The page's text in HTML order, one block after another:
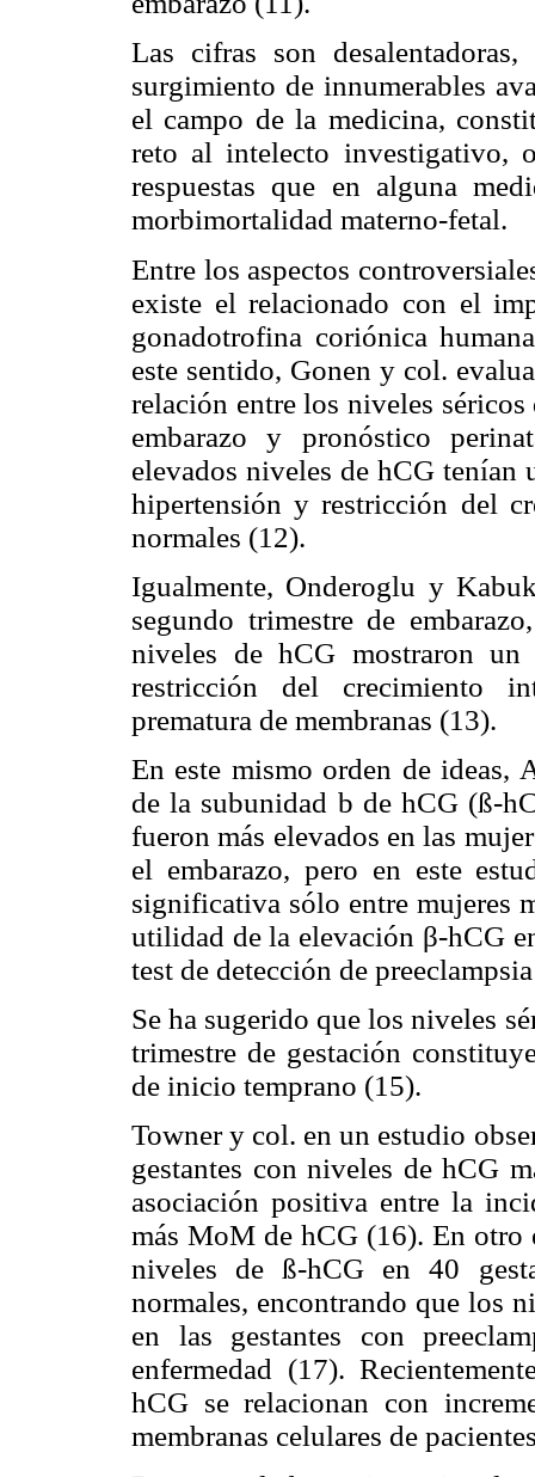
Las cifras son
surgimiento de innumerables
el campo de la medicina,
reto al intelecto investigativo,
respuestas que en alguna
morbimortalidad materno-fetal.
Entre los aspectos
existe el relacionado con el
gonadotrofina coriónica
este sentido, Gonen y col.
relación entre los niveles
embarazo y pronóstico
elevados niveles de hCG tenían
hipertensión y restricción del
normales (12).
Igualmente, Onderoglu y
segundo trimestre de
niveles de hCG mostraron un
restricción del crecimiento
prematura de membranas (13).
En este mismo orden de ideas,
de la subunidad b de hCG (ß-
fueron más elevados en las
el embarazo, pero en este
significativa sólo entre mujeres
utilidad de la elevación β-hCG
test de detección de
Se ha sugerido que los niveles
trimestre de gestación
de inicio temprano (15).
Towner y col. en un estudio
gestantes con niveles de hCG
asociación positiva entre la
más MoM de hCG (16). En otro
niveles de ß-hCG en 40
normales, encontrando que los
en las gestantes con
enfermedad (17).
hCG se relacionan con
membranas celulares de